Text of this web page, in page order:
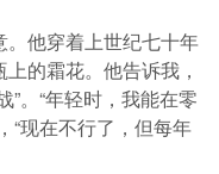
他穿着上世纪七十年
的霜花。他告诉我，
”。“年轻时，我能在零
“现在不行了，但每年